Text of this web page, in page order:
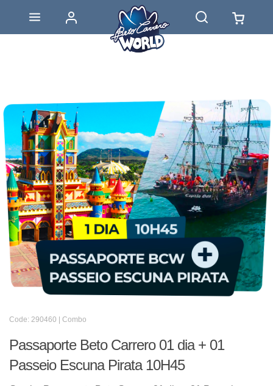
Code: 290460 | Combo
Passaporte Beto Carrero 01 dia + 01
Passeio Escuna Pirata 10H45